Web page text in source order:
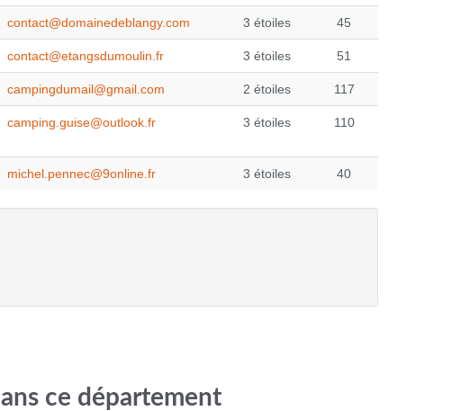
contact@domainedeblangy.com 3 étoiles 45
contact@etangsdumoulin.fr 3 étoiles 51
campingdumail@gmail.com 2 étoiles 117
camping.guise@outlook.fr 3 étoiles 110
michel.pennec@9online.fr 3 étoiles 40
ce département